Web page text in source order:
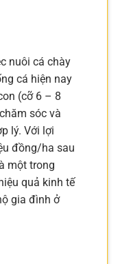
nuôi cá chày
cá hiện nay
(cỡ 6 – 8
sóc và
lý. Với lợi
đồng/ha sau
một trong
quả kinh tế
gia đình ở